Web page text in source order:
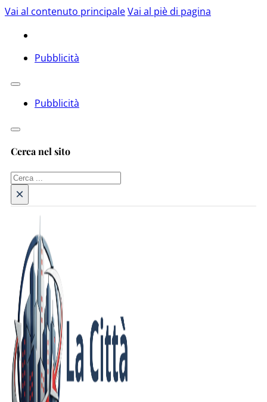
Vai al contenuto principaleVai al piè di pagina
Pubblicità
Pubblicità
Cerca nel sito
Cerca
×